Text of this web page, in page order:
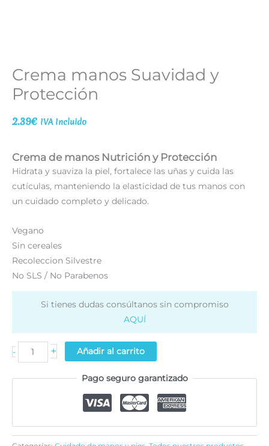
Crema manos Suavidad y
Protección
2.39€ IVA Incluido
Crema de manos Nutrición y Protección
Hidrata y suaviza la piel, fortalece las uñas y cuida las
cutículas, manteniendo la elasticidad de tus manos con
un cuidado completo y delicado.
Vegano
Sin cereales
Recoleccion Silvestre
No SLS / No Parabenos
Si tienes dudas consúltanos sin compromiso
AQUÍ
-
Crema
manos
Suavidad
+ Añadir al carrito
Pago seguro garantizado